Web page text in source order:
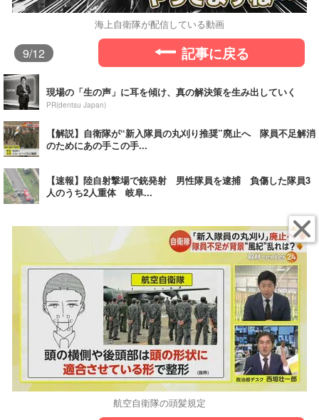
海上自衛隊が配信している動画
9/12 記事に戻る
現場の「生の声」に耳を傾け、真の解決策を生み出していく
PR(dentsu Japan)
【解説】自衛隊が“新入隊員の丸刈り推奨”廃止へ 隊員不足解消
のためにあの手この手...
【速報】陸自射撃場で銃発射 男性隊員を逮捕 負傷した隊員3
人のうち2人重体 岐阜...
航空自衛隊の頭髪規定